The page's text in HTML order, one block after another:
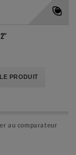
PRODUIT
au comparateur